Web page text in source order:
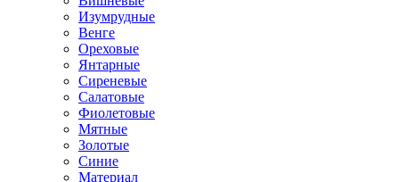
Изумрудные
Венге
Ореховые
Янтарные
Сиреневые
Салатовые
Фиолетовые
Мятные
Золотые
Синие
Материал